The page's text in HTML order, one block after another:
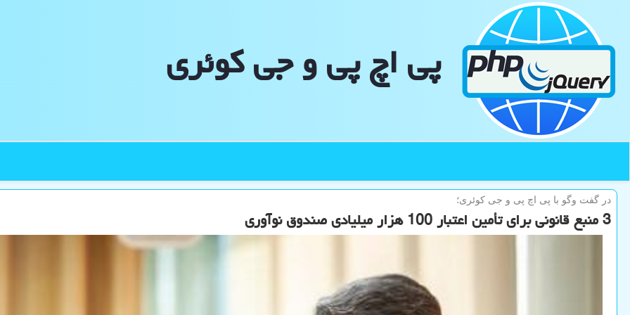
پی اچ پی و جی كوئری
در گفت وگو با پی اچ پی و جی كوئری؛
3 منبع قانونی برای تأمین اعتبار 100 هزار میلیادی صندوق نوآوری